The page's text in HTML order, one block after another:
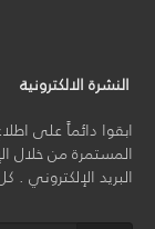
النشرة الالكترونية
ابقوا دائماً على
المستمرة من خلال
البريد الإلكتروني .